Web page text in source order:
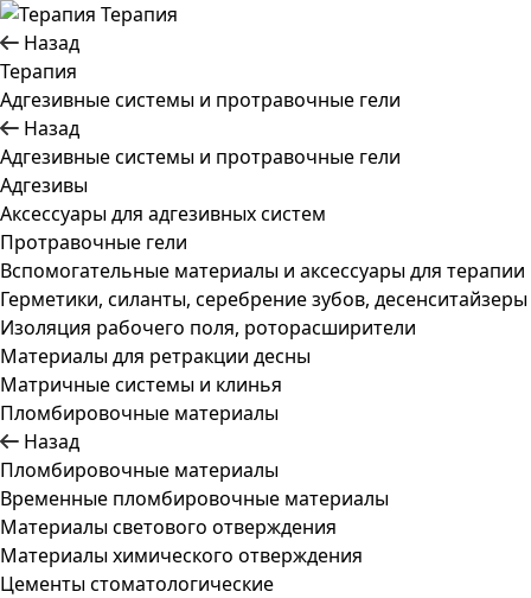
Терапия
Назад
Терапия
Адгезивные системы и протравочные гели
Назад
Адгезивные системы и протравочные гели
Адгезивы
Аксессуары для адгезивных систем
Протравочные гели
Вспомогательные материалы и аксессуары для терапии
Герметики, силанты, серебрение зубов, десенситайзеры
Изоляция рабочего поля, роторасширители
Материалы для ретракции десны
Матричные системы и клинья
Пломбировочные материалы
Назад
Пломбировочные материалы
Временные пломбировочные материалы
Материалы светового отверждения
Материалы химического отверждения
Цементы стоматологические